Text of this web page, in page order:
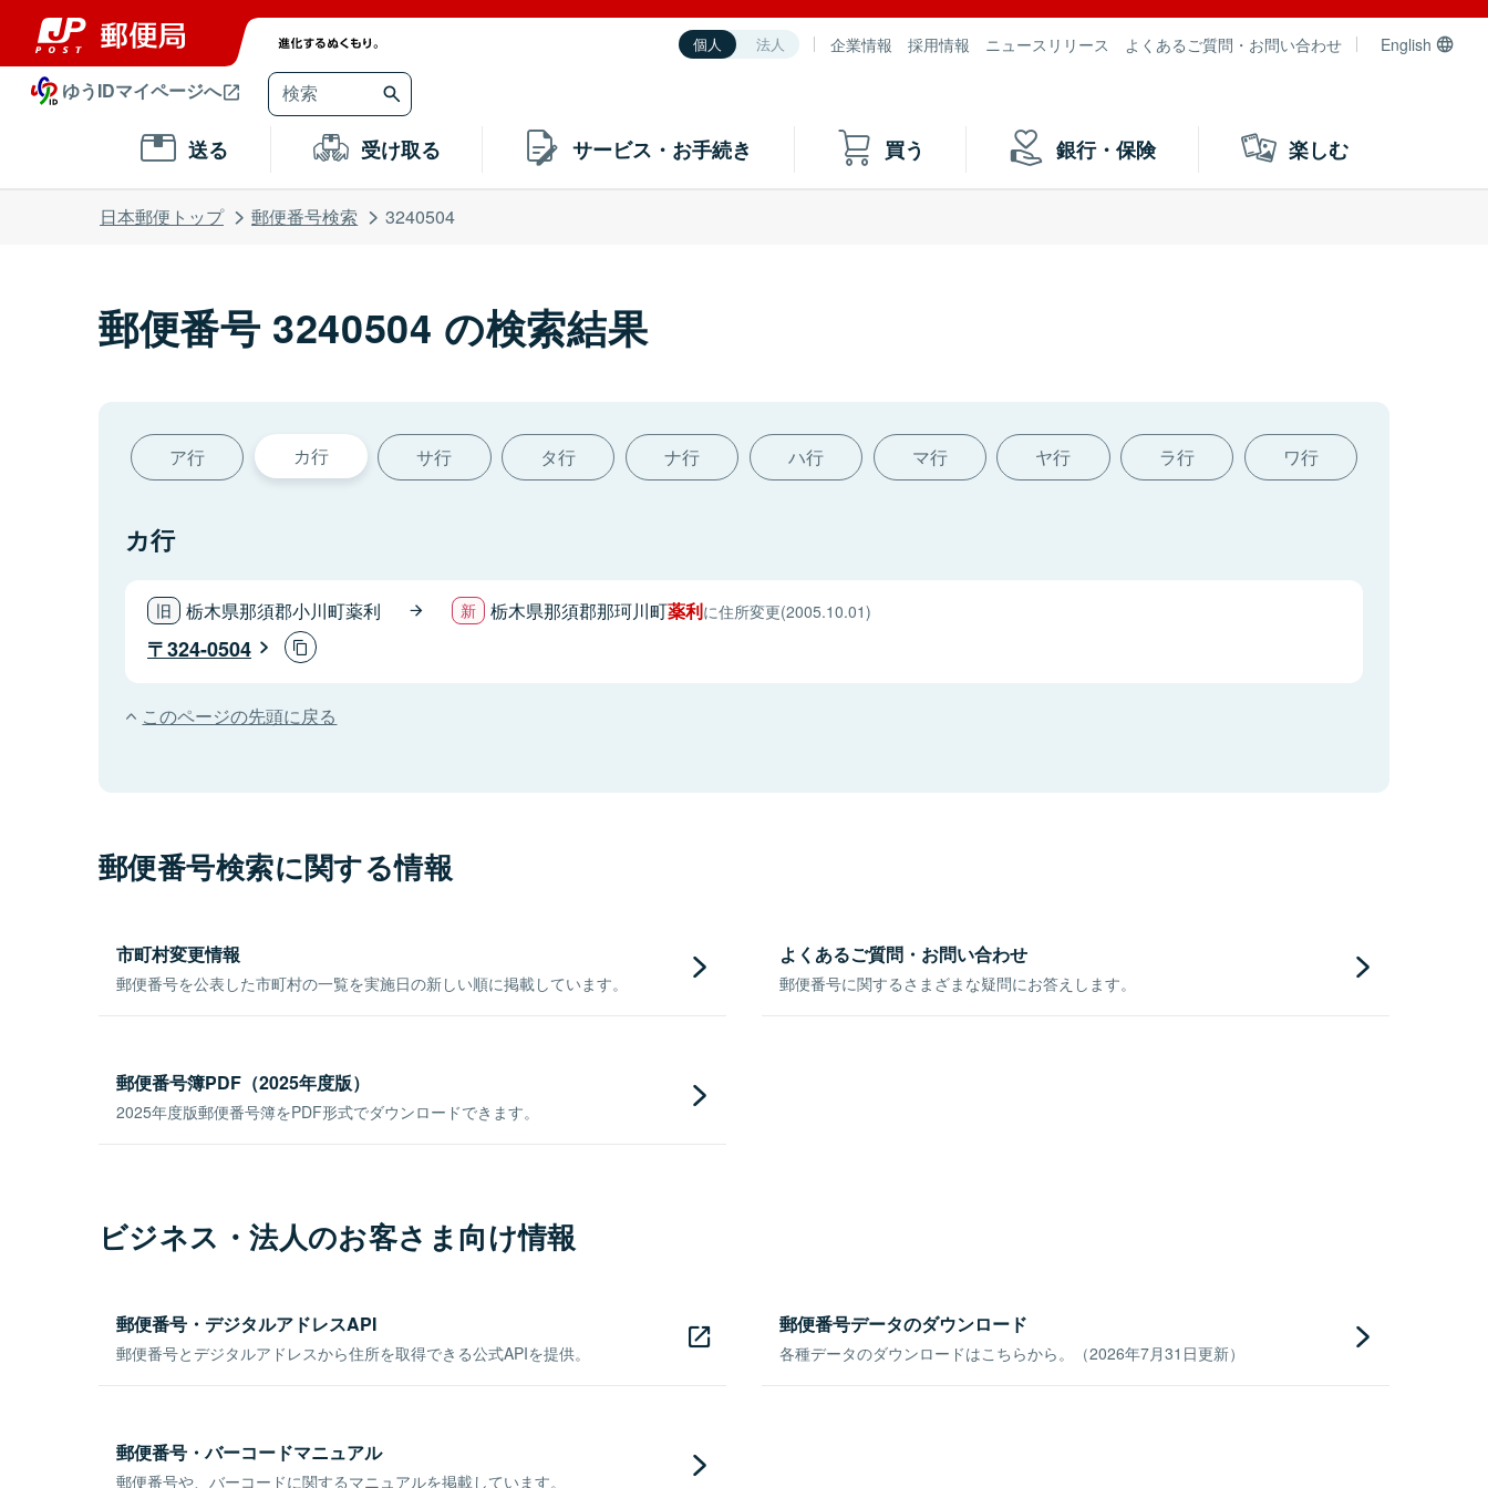
個人 法人 企業情報 採用情報 ニュースリリース よくあるご質問・お問い合わせ English
ゆうIDマイページへ
送る 受け取る サービス・お手続き 買う 銀行・保険 楽しむ
日本郵便トップ 郵便番号検索 3240504
郵便番号 3240504 の検索結果
ア行 カ行 サ行 タ行 ナ行 ハ行 マ行 ヤ行 ラ行 ワ行
カ行
栃木県那須郡小川町薬利 栃木県那須郡那珂川町薬利に住所変更(2005.10.01)
324-0504
このページの先頭に戻る
郵便番号検索に関する情報
市町村変更情報
郵便番号を公表した市町村の一覧を実施日の新しい順に掲載しています。
よくあるご質問・お問い合わせ
郵便番号に関するさまざまな疑問にお答えします。
郵便番号簿PDF（2025年度版）
2025年度版郵便番号簿をPDF形式でダウンロードできます。
ビジネス・法人のお客さま向け情報
郵便番号・デジタルアドレスAPI
郵便番号とデジタルアドレスから住所を取得できる公式APIを提供。
郵便番号データのダウンロード
各種データのダウンロードはこちらから。（2026年7月31日更新）
郵便番号・バーコードマニュアル
郵便番号や、バーコードに関するマニュアルを掲載しています。